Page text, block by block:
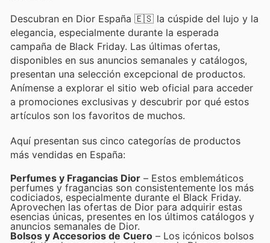
Descubran en Dior España 🇪🇸 la cúspide del lujo y la
elegancia, especialmente durante la esperada
campaña de Black Friday. Las últimas ofertas,
disponibles en sus anuncios semanales y catálogos,
presentan una selección excepcional de productos.
Anímense a explorar el sitio web oficial para acceder
a promociones exclusivas y descubrir por qué estos
artículos son los favoritos de muchos.
Aquí presentan sus cinco categorías de productos
más vendidas en España:
Perfumes y Fragancias Dior – Estos emblemáticos
perfumes y fragancias son consistentemente los más
codiciados, especialmente durante el Black Friday.
Aprovechen las ofertas de Dior para adquirir estas
esencias únicas, presentes en los últimos catálogos y
anuncios semanales de Dior.
Bolsos y Accesorios de Cuero – Los icónicos bolsos